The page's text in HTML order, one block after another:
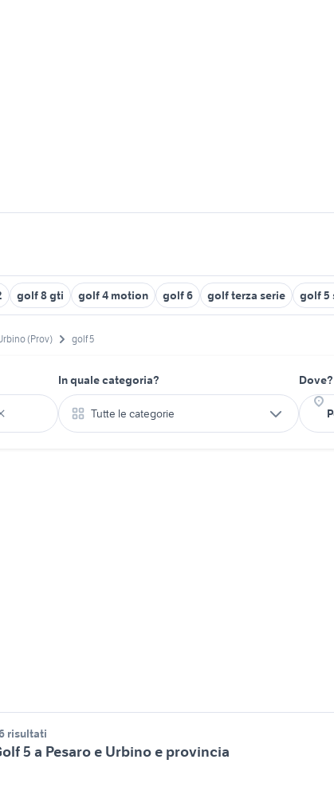
golf 8 gti golf 4 motion golf 6 golf terza serie golf 5
(Prov) golf 5
In quale categoria?
Tutte le categorie
Dove?
risultati
5 a Pesaro e Urbino e provincia